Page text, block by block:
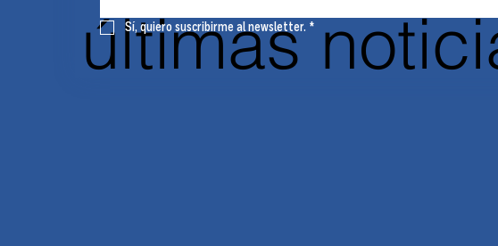
últimas
Sí, quiero suscribirme al newsletter. *